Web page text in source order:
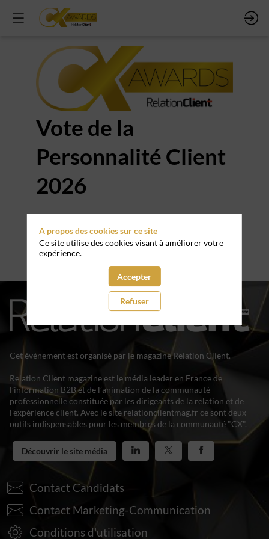
Vote de la
Personnalité Client
2026
Merci
Cet événement est organisé par le magazine Relation Client.
Relation Client magazine est le média leader en France de
l’information B2B et de l’animation de la communauté
professionnelle constituée par les dirigeants de la relation et de
l'expérience client. Avec le site relationclientmag.fr ce sont deux
outils indispensables pour les membres de la communauté "CX".
Découvrir le site média
Contact Candidats
Contact Marketing-Communication
Conditions d'utilisation
A propos des cookies sur ce site
Ce site utilise des cookies visant à améliorer votre
expérience.
Accepter
Refuser